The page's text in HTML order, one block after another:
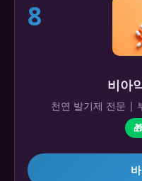
8
비아
천연 발기제 전문 |